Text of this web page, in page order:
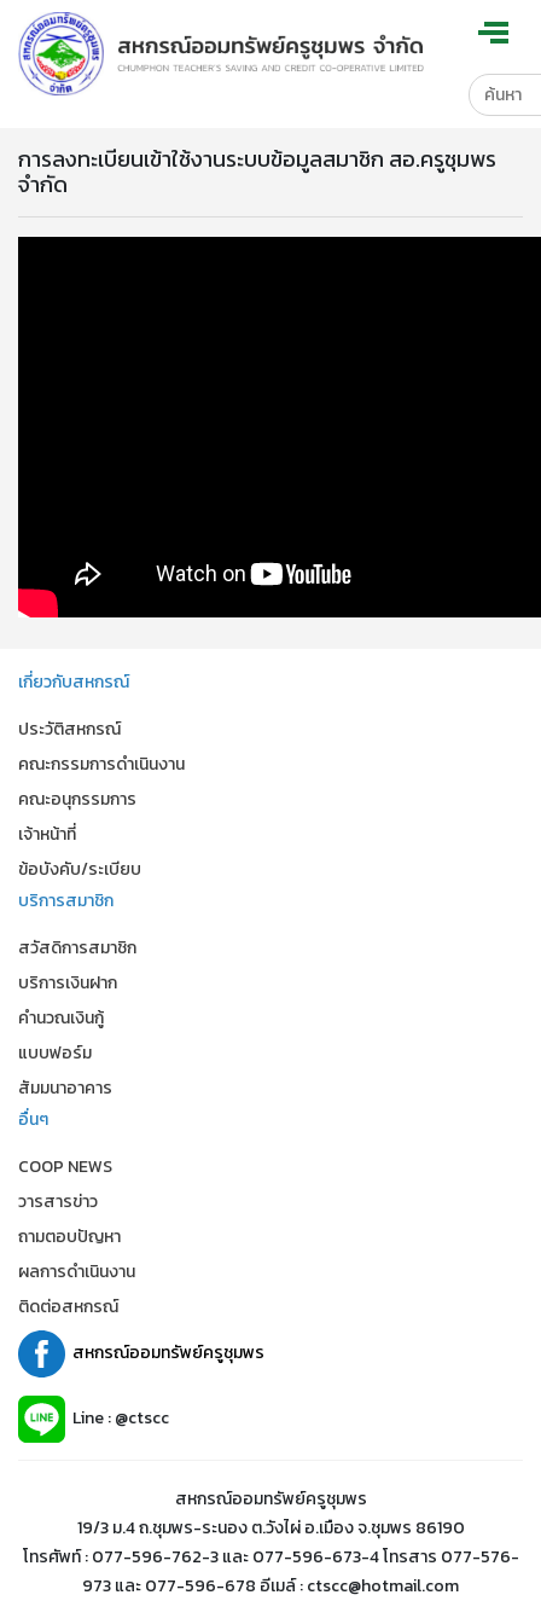
การลงทะเบียนเข้าใช้งานระบบข้อมูลสมาชิก สอ.ครูชุมพร
จำกัด
เกี่ยวกับสหกรณ์
ประวัติสหกรณ์
คณะกรรมการดำเนินงาน
คณะอนุกรรมการ
เจ้าหน้าที่
ข้อบังคับ/ระเบียบ
บริการสมาชิก
สวัสดิการสมาชิก
บริการเงินฝาก
คำนวณเงินกู้
แบบฟอร์ม
สัมมนาอาคาร
อื่นๆ
COOP NEWS
วารสารข่าว
ถามตอบปัญหา
ผลการดำเนินงาน
ติดต่อสหกรณ์
สหกรณ์ออมทรัพย์ครูชุมพร
Line : @ctscc
สหกรณ์ออมทรัพย์ครูชุมพร
19/3 ม.4 ถ.ชุมพร-ระนอง ต.วังไผ่ อ.เมือง จ.ชุมพร 86190
โทรศัพท์ : 077-596-762-3 และ 077-596-673-4 โทรสาร 077-576-
973 และ 077-596-678 อีเมล์ : ctscc@hotmail.com